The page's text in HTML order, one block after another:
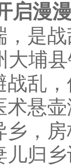
漫漫
战
大埔
战乱
术悬
房
归